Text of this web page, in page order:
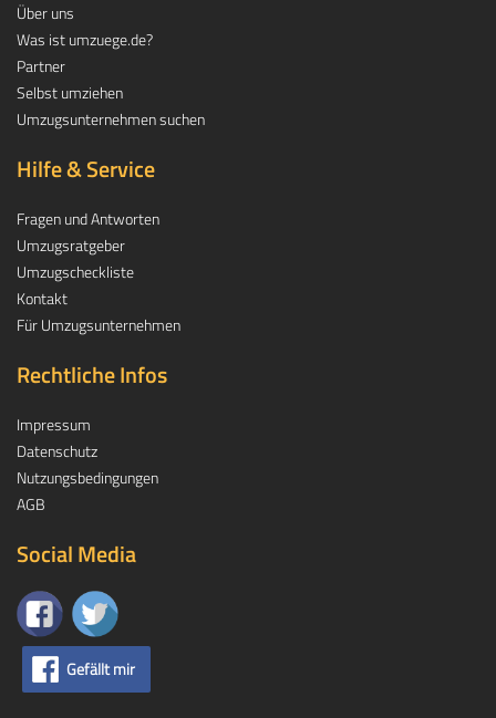
Über uns
Was ist umzuege.de?
Partner
Selbst umziehen
Umzugsunternehmen suchen
Hilfe & Service
Fragen und Antworten
Umzugsratgeber
Umzugscheckliste
Kontakt
Für Umzugsunternehmen
Rechtliche Infos
Impressum
Datenschutz
Nutzungsbedingungen
AGB
Social Media
Gefällt mir